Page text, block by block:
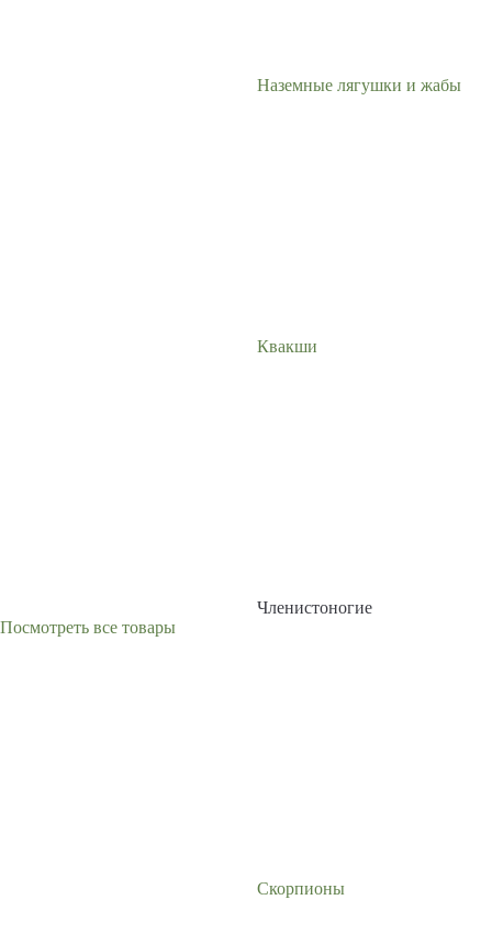
Наземные лягушки и жабы
Квакши
Членистоногие
Посмотреть все товары
Скорпионы